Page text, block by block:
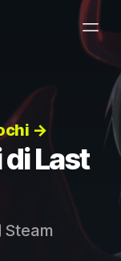
→
Last
Steam